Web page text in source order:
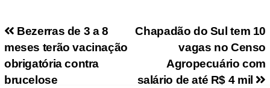
Navegação de PostChapadão do Sul tem 10
vagas no Censo
Agropecuário com
salário de até R$ 4 mil
Bezerras de 3 a 8
meses terão vacinação
obrigatória contra
brucelose